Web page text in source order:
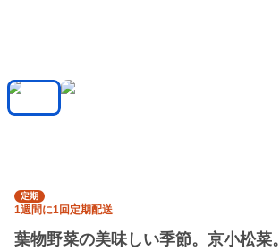
定期
1週間に1回定期配送
葉物野菜の美味しい季節。京小松菜。